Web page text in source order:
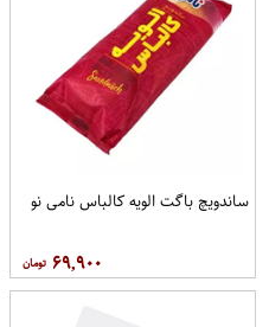
ساندویچ باگت الویه کالباس نامی نو
۶۹,۹۰۰